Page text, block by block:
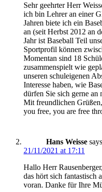
Sehr geehrter Herr
ich bin Lehrer an einer
Jahren biete ich ein
an (seit Herbst 2012 an
Jahr ist Baseball Teil
Sportprofil können
Momentan sind 18
zusammenspielt wie
unseren schuleigenen
Interesse haben, wie
dürfen Sie sich gerne an
Mit freundlichen
you free, you are free
Hans Weisse
21/11/2021 at 17:11
Hallo Herr Rausenberger,
das hört sich fantastisch
voran. Danke für Ihre